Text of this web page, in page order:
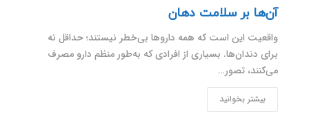
آن‌ها بر سلامت دهان
واقعیت این است که همه داروها بی‌خطر نیستند؛ حداقل نه
برای دندان‌ها. بسیاری از افرادی که به‌طور منظم دارو مصرف
می‌کنند، تصور…
بیشتر بخوانید